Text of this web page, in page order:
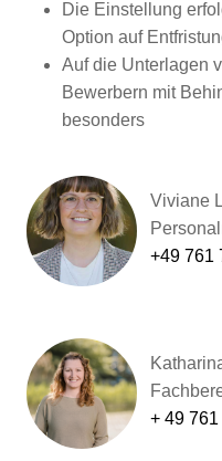
Die Einstellung
Option auf
Auf die Unterlagen
Bewerbern mit
besonders
Viviane
+49 761
+ 49